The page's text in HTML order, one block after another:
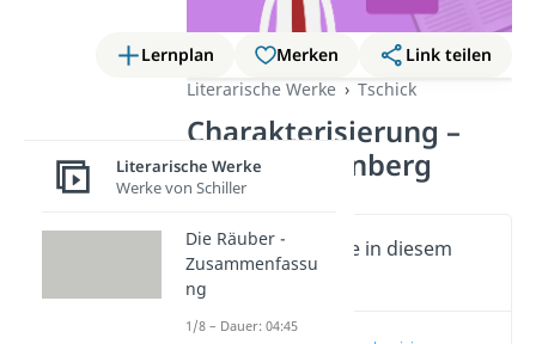
Lernplan Merken
Link teilen
Literarische Werke
Tschick
Charakterisierung –
Maik Klingenberg
Wichtige Inhalte in diesem
Video
Literarische Werke
Werke von Schiller
Die Räuber -
Zusammenfassu
ng
1/8 – Dauer: 04:45